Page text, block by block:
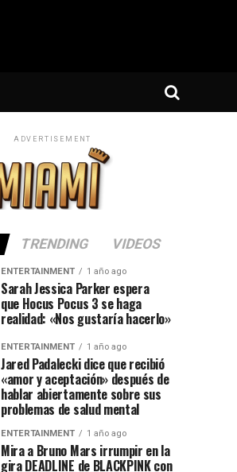
ADVERTISEMENT
TRENDING VIDEOS
ENTERTAINMENT 1 año ago
Sarah Jessica Parker espera
que Hocus Pocus 3 se haga
realidad: «Nos gustaría hacerlo»
ENTERTAINMENT 1 año ago
Jared Padalecki dice que recibió
«amor y aceptación» después de
hablar abiertamente sobre sus
problemas de salud mental
ENTERTAINMENT 1 año ago
Mira a Bruno Mars irrumpir en la
gira DEADLINE de BLACKPINK con